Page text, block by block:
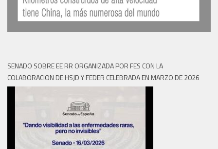
SENADO SOBRE EE RR ORGANIZADA POR FES CON LA
COLABORACION DE HSJD Y FEDER CELEBRADA EN MARZO DE 2026